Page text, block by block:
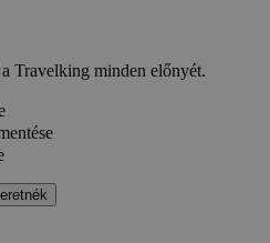
Travelking minden előnyét.